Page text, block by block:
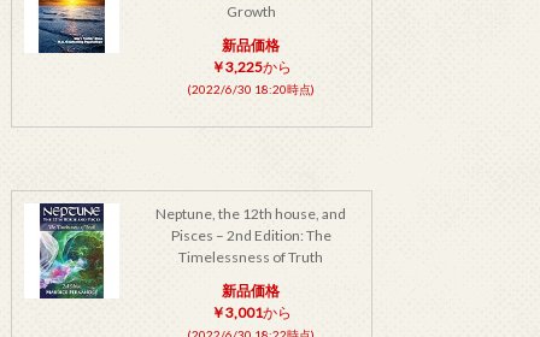
Growth
新品価格
￥3,225から
(2022/6/30 18:20時点)
Neptune, the 12th house, and
Pisces – 2nd Edition: The
Timelessness of Truth
新品価格
￥3,001から